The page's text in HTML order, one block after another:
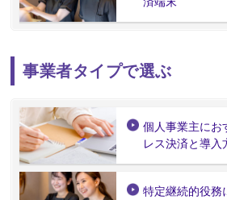
事業者タイプで選ぶ
個人事業主にお
レス決済と導入
特定継続的役務